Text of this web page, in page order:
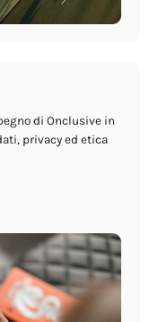
di Onclusive in
privacy ed etica